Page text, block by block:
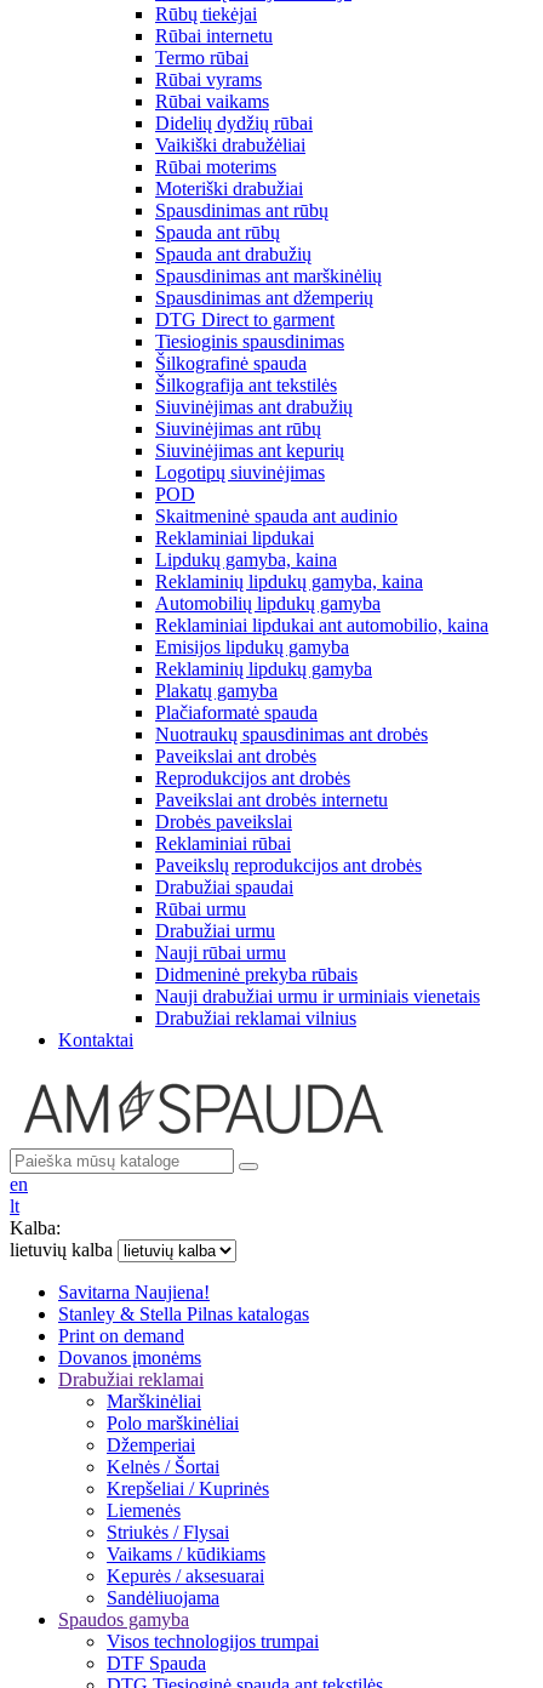
Rūbų tiekėjai
Rūbai internetu
Termo rūbai
Rūbai vyrams
Rūbai vaikams
Didelių dydžių rūbai
Vaikiški drabužėliai
Rūbai moterims
Moteriški drabužiai
Spausdinimas ant rūbų
Spauda ant rūbų
Spauda ant drabužių
Spausdinimas ant marškinėlių
Spausdinimas ant džemperių
DTG Direct to garment
Tiesioginis spausdinimas
Šilkografinė spauda
Šilkografija ant tekstilės
Siuvinėjimas ant drabužių
Siuvinėjimas ant rūbų
Siuvinėjimas ant kepurių
Logotipų siuvinėjimas
POD
Skaitmeninė spauda ant audinio
Reklaminiai lipdukai
Lipdukų gamyba, kaina
Reklaminių lipdukų gamyba, kaina
Automobilių lipdukų gamyba
Reklaminiai lipdukai ant automobilio, kaina
Emisijos lipdukų gamyba
Reklaminių lipdukų gamyba
Plakatų gamyba
Plačiaformatė spauda
Nuotraukų spausdinimas ant drobės
Paveikslai ant drobės
Reprodukcijos ant drobės
Paveikslai ant drobės internetu
Drobės paveikslai
Reklaminiai rūbai
Paveikslų reprodukcijos ant drobės
Drabužiai spaudai
Rūbai urmu
Drabužiai urmu
Nauji rūbai urmu
Didmeninė prekyba rūbais
Nauji drabužiai urmu ir urminiais vienetais
Drabužiai reklamai vilnius
Kontaktai
en
lt
Kalba:
lietuvių kalba
Savitarna Naujiena!
Stanley & Stella Pilnas katalogas
Print on demand
Dovanos įmonėms
Drabužiai reklamai
Marškinėliai
Polo marškinėliai
Džemperiai
Kelnės / Šortai
Krepšeliai / Kuprinės
Liemenės
Striukės / Flysai
Vaikams / kūdikiams
Kepurės / aksesuarai
Sandėliuojama
Spaudos gamyba
Visos technologijos trumpai
DTF Spauda